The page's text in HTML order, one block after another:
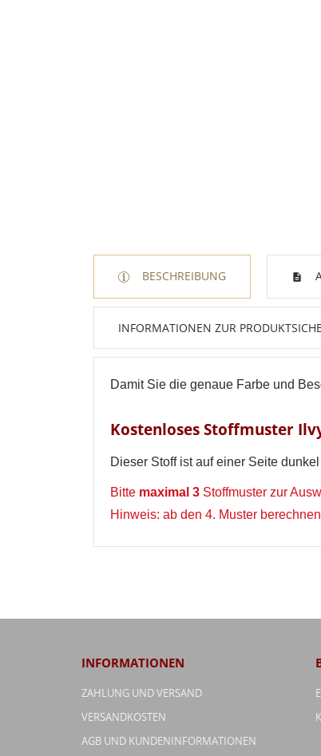
BESCHREIBUNG
INFORMATIONEN ZUR
Damit Sie die genaue Farbe und
Kostenloses Stoffmuster
Dieser Stoff ist auf einer Seite
Bitte maximal 3 Stoffmuster zur
Hinweis: ab den 4. Muster
INFORMATIONEN
ZAHLUNG UND VERSAND
VERSANDKOSTEN
AGB UND KUNDENINFORMATIONEN
Abbrechen